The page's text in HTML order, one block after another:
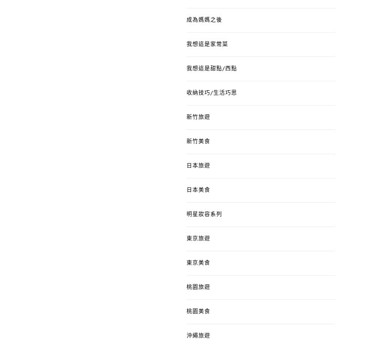
成為媽媽之後
我想這是家常菜
我想這是甜點/西點
收納技巧/生活巧思
新竹旅遊
新竹美食
日本旅遊
日本美食
明星妝容系列
東京旅遊
東京美食
桃園旅遊
桃園美食
沖繩旅遊